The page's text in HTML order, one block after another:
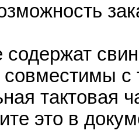
содержат
совместимы с
тактовая
это в